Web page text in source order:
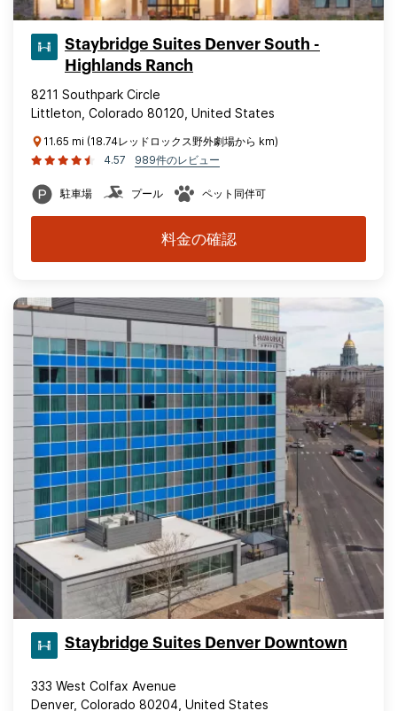
Staybridge Suites Denver South -
Highlands Ranch
8211 Southpark Circle
Littleton, Colorado 80120, United States
11.65 mi (18.74レッドロックス野外劇場から km)
4.57
989件のレビュー
駐車場 プール ペット同伴可
料金の確認
Staybridge Suites Denver Downtown
333 West Colfax Avenue
Denver, Colorado 80204, United States